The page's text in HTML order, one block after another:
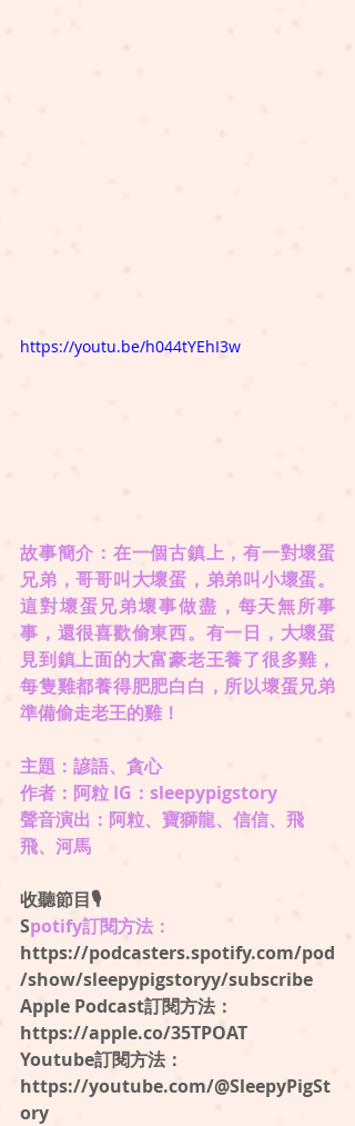
https://youtu.be/h044tYEhI3w
故事簡介：在一個古鎮上，有一對壞蛋
兄弟，哥哥叫大壞蛋，弟弟叫小壞蛋。
這對壞蛋兄弟壞事做盡，每天無所事
事，還很喜歡偷東西。有一日，大壞蛋
見到鎮上面的大富豪老王養了很多雞，
每隻雞都養得肥肥白白，所以壞蛋兄弟
準備偷走老王的雞！
主題：諺語、貪心
作者：阿粒 IG：sleepypigstory
聲音演出：阿粒、寶獅龍、信信、飛
飛、河馬
收聽節目🎙
Spotify訂閱方法：
⁠https://podcasters.spotify.com/pod
/show/sleepypigstoryy/subscribe
⁠Apple Podcast訂閱方法：
https://apple.co/35TPOAT
Youtube訂閱方法：
https://youtube.com/@SleepyPigSt
ory